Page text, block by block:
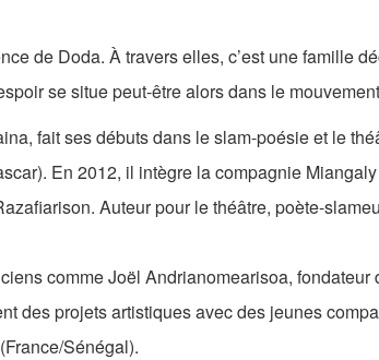
de Doda. À travers elles, c’est une famille
se situe peut-être alors dans le
fait ses débuts dans le slam-poésie et le
En 2012, il intègre la compagnie
Auteur pour le théâtre, poète-
comme Joël Andrianomearisoa, fondateur
des projets artistiques avec des jeunes
Sénégal).